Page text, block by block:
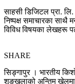
साहसी डिजिटल प्रा. लि.
निष्पक्ष समाचारका साथै
विविध विषयका लेखहरू
SHARE
सिङ्गापुर । भारतीय
शृङ्खलाको अन्तिम खेलमा